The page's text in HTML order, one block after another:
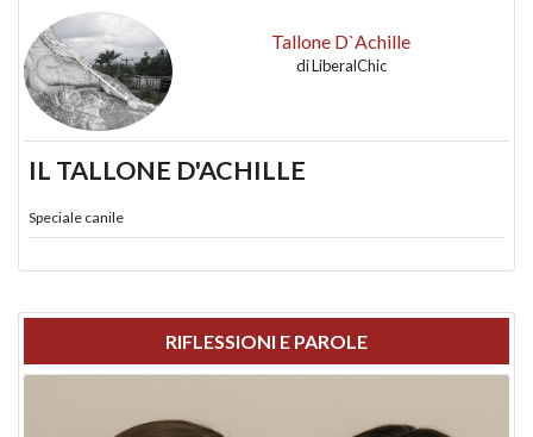
Tallone D`Achille
diLiberalChic
IL TALLONE D'ACHILLE
Speciale canile
RIFLESSIONI E PAROLE